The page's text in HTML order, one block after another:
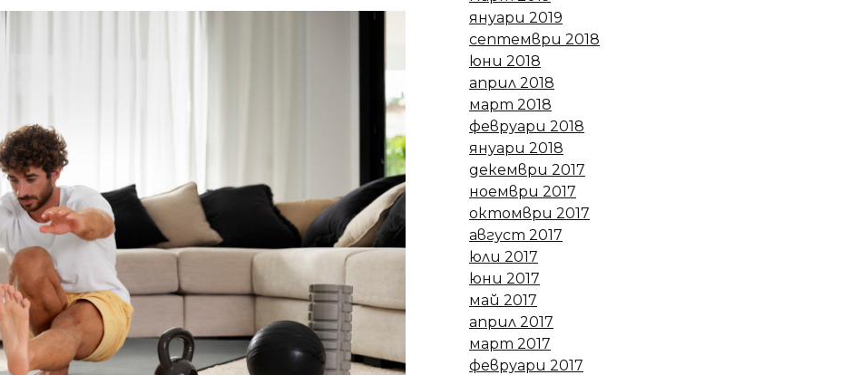
януари 2019
септември 2018
юни 2018
април 2018
март 2018
февруари 2018
януари 2018
декември 2017
ноември 2017
октомври 2017
август 2017
юли 2017
юни 2017
май 2017
април 2017
март 2017
февруари 2017